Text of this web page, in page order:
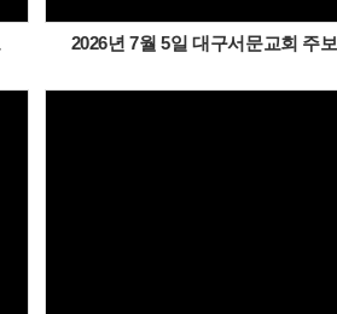
2026년 7월 5일 대구서문교회 주보